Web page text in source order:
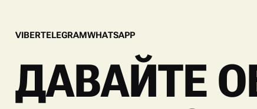
VIBERTELEGRAMWHATSAPP
ДАВАЙТЕ